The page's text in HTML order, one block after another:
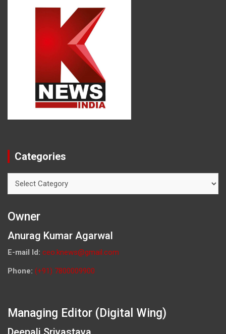
Categories
Owner
Anurag Kumar Agarwal
E-mail Id: ceo.knews@gmail.com
Phone: (+91) 7800009900
Managing Editor (Digital Wing)